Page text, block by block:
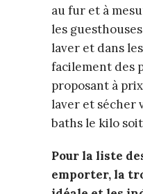
au fur et à
les
laver et dans
facilement des
proposant à
laver et sécher
baths le kilo
Pour la liste
emporter, la